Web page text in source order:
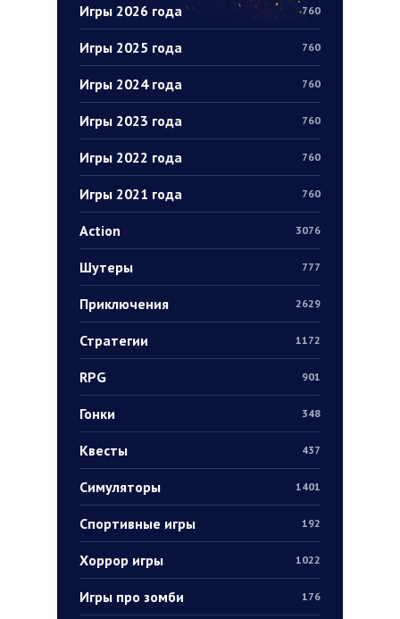
Игры 2026 года 760
Игры 2025 года 760
Игры 2024 года 760
Игры 2023 года 760
Игры 2022 года 760
Игры 2021 года 760
Action 3076
Шутеры 777
Приключения 2629
Стратегии 1172
RPG 901
Гонки 348
Квесты 437
Симуляторы 1401
Спортивные игры 192
Хоррор игры 1022
Игры про зомби 176